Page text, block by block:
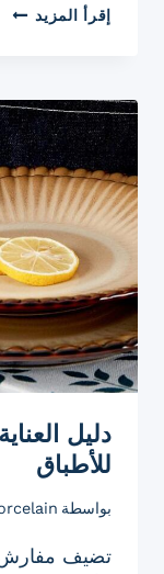
إقرأ المزيد طرق
دليل
للأطباق
بواسطة
تضيف مفارش